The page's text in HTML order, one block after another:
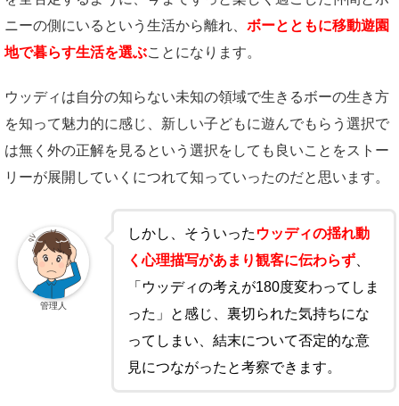
ニーの側にいるという生活から離れ、 ボーとともに移動遊園
地で暮らす生活を選ぶことになります。
ウッディは自分の知らない未知の領域で生きるボーの生き方
を知って魅力的に感じ、新しい子どもに遊んでもらう選択で
は無く外の正解を見るという選択をしても良いことをストー
リーが展開していくにつれて知っていったのだと思います。
しかし、そういった ウッディの揺れ動
く心理描写があまり観客に伝わらず
「ウッディの考えが180度変わってしま
った」と感じ、裏切られた気持ちにな
ってしまい、結末について否定的な意
見につながったと考察できます。
管理人